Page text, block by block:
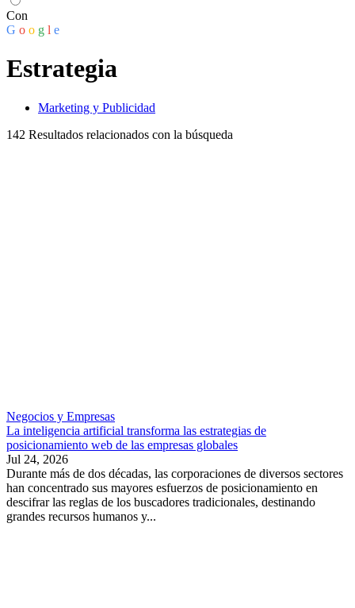
Con
G o o g l e
Estrategia
Marketing y Publicidad
142 Resultados relacionados con la búsqueda
Negocios y Empresas
La inteligencia artificial transforma las estrategias de
posicionamiento web de las empresas globales
Jul 24, 2026
Durante más de dos décadas, las corporaciones de diversos sectores
han concentrado sus mayores esfuerzos de posicionamiento en
descifrar las reglas de los buscadores tradicionales, destinando
grandes recursos humanos y...